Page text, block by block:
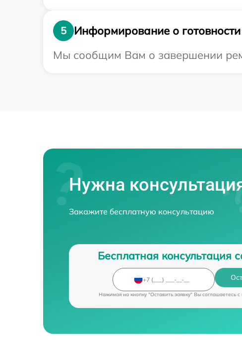
5
Информирование о готовности
Мы сообщим Вам о завершении
Нужна
Закажите бесплатную консультацию
Бесплатная консультация
Нажимая на кнопку "Оставить заявку" Вы соглашаетесь c